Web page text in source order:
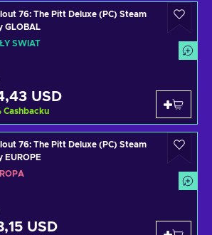
76: The Pitt Deluxe (PC) Steam
GLOBAL
ŚWIAT
USD
Cashbacku
76: The Pitt Deluxe (PC) Steam
EUROPE
USD